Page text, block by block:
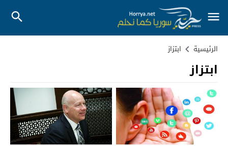
الرئيسية ابتزاز
ابتزاز